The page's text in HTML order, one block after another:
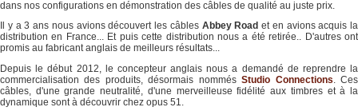
dans nos configurations en démonstration des câbles de qualité au juste prix.
Il y a 3 ans nous avions découvert les câbles Abbey Road et en avions acquis la
distribution en France... Et puis cette distribution nous a été retirée.. D'autres ont
promis au fabricant anglais de meilleurs résultats...
Depuis le début 2012, le concepteur anglais nous a demandé de reprendre la
commercialisation des produits, désormais nommésStudio Connections. Ces
câbles, d'une grande neutralité, d'une merveilleuse fidélité aux timbres et à la
dynamique sont à découvrir chez opus 51.